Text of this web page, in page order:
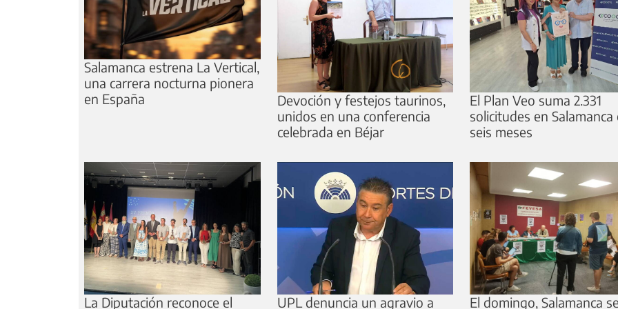
Salamanca estrena La Vertical,
una carrera nocturna pionera
en España
Devoción y festejos taurinos,
unidos en una conferencia
celebrada en Béjar
El Plan Veo suma 2.331
solicitudes en Salamanca
seis meses
La Diputación reconoce el UPL denuncia un agravio a El domingo, Salamanca